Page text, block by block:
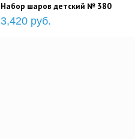
Набор шаров детский № 380
3,420 руб.